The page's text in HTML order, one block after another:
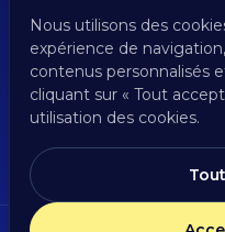
Nous utilisons des
expérience de
contenus personnalisés
cliquant sur « Tout
utilisation des cookies.